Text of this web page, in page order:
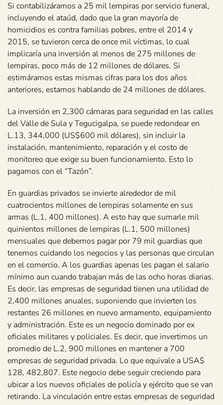
Si contabilizáramos a 25 mil lempiras por servicio funeral,
incluyendo el ataúd, dado que la gran mayoría de
homicidios es contra familias pobres, entre el 2014 y
2015, se tuvieron cerca de once mil víctimas, lo cual
implicaría una inversión al menos de 275 millones de
lempiras, poco más de 12 millones de dólares. Si
estimáramos estas mismas cifras para los dos años
anteriores, estamos hablando de 24 millones de dólares.
La inversión en 2,300 cámaras para seguridad en las calles
del Valle de Sula y Tegucigalpa, se puede redondear en
L.13, 344,000 (US$600 mil dólares), sin incluir la
instalación, mantenimiento, reparación y el costo de
monitoreo que exige su buen funcionamiento. Esto lo
pagamos con el “Tazón”.
En guardias privados se invierte alrededor de mil
cuatrocientos millones de lempiras solamente en sus
armas (L.1, 400 millones). A esto hay que sumarle mil
quinientos millones de lempiras (L.1, 500 millones)
mensuales que debemos pagar por 79 mil guardias que
tenemos cuidando los negocios y las personas que circulan
en el comercio. A los guardias apenas les pagan el salario
mínimo aun cuando trabajan más de las ocho horas diarias.
Es decir, las empresas de seguridad tienen una utilidad de
2,400 millones anuales, suponiendo que invierten los
restantes 26 millones en nuevo armamento, equipamiento
y administración. Este es un negocio dominado por ex
oficiales militares y policiales. Es decir, que invertimos un
promedio de L.2, 900 millones en mantener a 700
empresas de seguridad privada. Lo que equivale a USA$
128, 482,807. Este negocio debe seguir creciendo para
ubicar a los nuevos oficiales de policía y ejército que se van
retirando. La vinculación entre estas empresas de seguridad